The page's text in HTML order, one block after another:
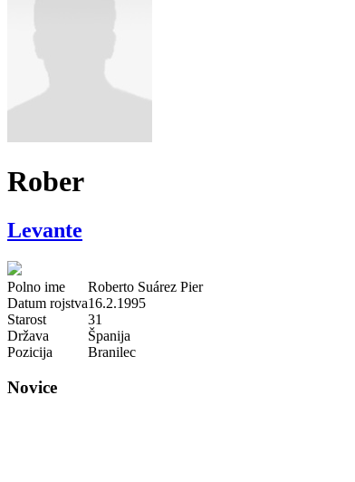
Rober
Levante
Polno ime
Roberto Suárez Pier
Datum rojstva16.2.1995
Starost
31
Država
Španija
Pozicija
Branilec
Novice